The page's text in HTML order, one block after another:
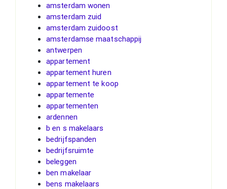
amsterdam wonen
amsterdam zuid
amsterdam zuidoost
amsterdamse maatschappij
antwerpen
appartement
appartement huren
appartement te koop
appartemente
appartementen
ardennen
b en s makelaars
bedrijfspanden
bedrijfsruimte
beleggen
ben makelaar
bens makelaars